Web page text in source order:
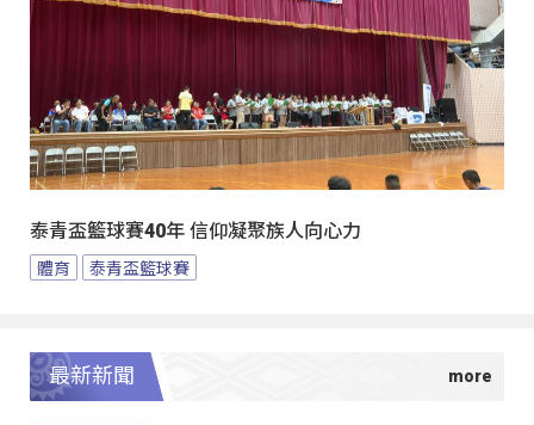
泰青盃籃球賽40年 信仰凝聚族人向心力
體育 泰青盃籃球賽
最新新聞